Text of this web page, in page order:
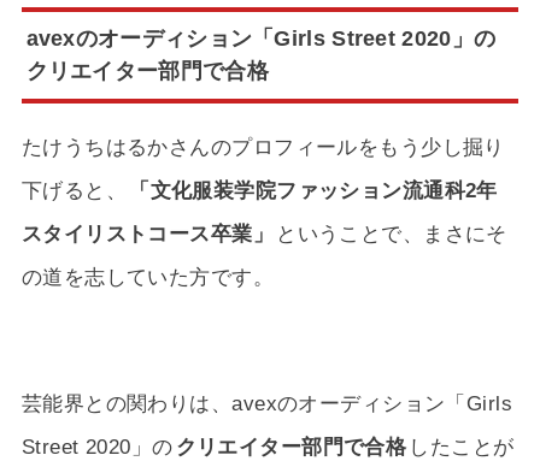
avexのオーディション「Girls Street 2020」の
クリエイター部門で合格
たけうちはるかさんのプロフィールをもう少し掘り
下げると、
「文化服装学院ファッション流通科2年
スタイリストコース卒業」
ということで、まさにそ
の道を志していた方です。
芸能界との関わりは、avexのオーディション「Girls
Street 2020」の クリエイター部門で合格 したことが